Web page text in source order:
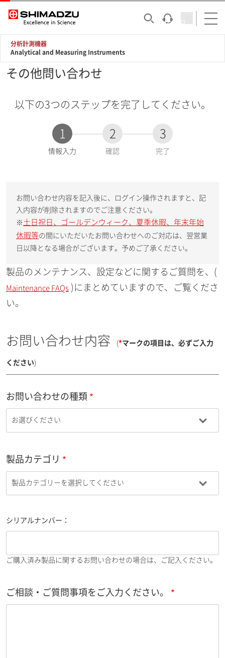
分析計測機器
Analytical and Measuring Instruments
その他問い合わせ
以下の3つのステップを完了してください。
1
現
情報入力
2
確認
3
完了
お問い合わせ内容を記入後に、ログイン操作されますと、記
入内容が削除されますのでご注意ください。
※ 土日祝日、ゴールデンウィーク、夏季休暇、年末年始
休暇等の間にいただいたお問い合わせへのご対応は、翌営業
日以降となる場合がございます。予めご了承ください。
製品のメンテナンス、設定などに関するご質問を、(
Maintenance FAQs )にまとめていますので、ご覧くださ
い。
お問い合わせ内容 (*マークの項目は、必ずご入力
ください)
お問い合わせの種類
製品カテゴリ
シリアルナンバー：
ご購入済み製品に関するお問い合わせの場合は、ご記入ください。
ご相談・ご質問事項をご入力ください。